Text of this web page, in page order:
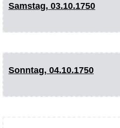
Samstag, 03.10.1750
Sonntag, 04.10.1750